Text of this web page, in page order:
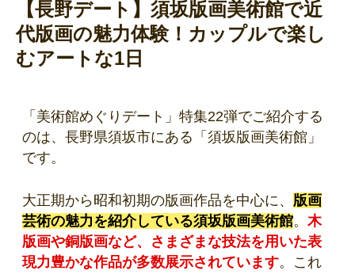
【長野デート】須坂版画美術館で近
代版画の魅力体験！カップルで楽し
むアートな1日
「美術館めぐりデート」特集22弾でご紹介する
のは、長野県須坂市にある「須坂版画美術館」
です。
大正期から昭和初期の版画作品を中心に、 版画
芸術の魅力を紹介している須坂版画美術館。 木
版画や銅版画など、さまざまな技法を用いた表
現力豊かな作品が多数展示されています。これ